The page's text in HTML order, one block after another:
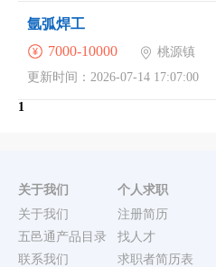
氩弧焊工
7000-10000
桃源镇
更新时间：2026-07-14 17:07:00
1
关于我们
关于我们
五邑通产品目录
联系我们
个人求职
注册简历
找人才
求职者简历表